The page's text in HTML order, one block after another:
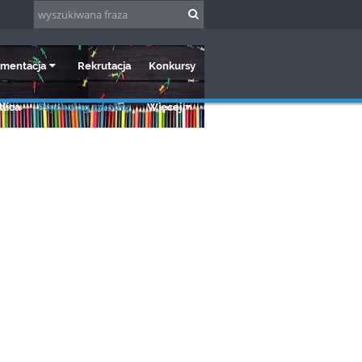
Rekrutacja Konkursy
Psycholog szkolny Więcej